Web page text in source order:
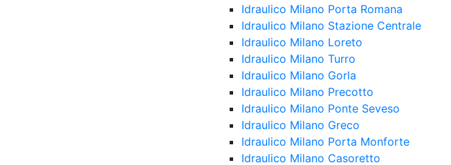
Idraulico Milano Porta Romana
Idraulico Milano Stazione Centrale
Idraulico Milano Loreto
Idraulico Milano Turro
Idraulico Milano Gorla
Idraulico Milano Precotto
Idraulico Milano Ponte Seveso
Idraulico Milano Greco
Idraulico Milano Porta Monforte
Idraulico Milano Casoretto